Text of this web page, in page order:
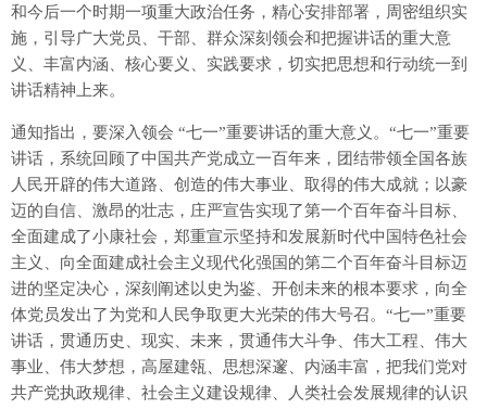
和今后一个时期一项重大政治任务，精心安排部署，周密组织实
施，引导广大党员、干部、群众深刻领会和把握讲话的重大意
义、丰富内涵、核心要义、实践要求，切实把思想和行动统一到
讲话精神上来。
通知指出，要深入领会 “七一”重要讲话的重大意义。“七一”重要
讲话，系统回顾了中国共产党成立一百年来，团结带领全国各族
人民开辟的伟大道路、创造的伟大事业、取得的伟大成就；以豪
迈的自信、激昂的壮志，庄严宣告实现了第一个百年奋斗目标、
全面建成了小康社会，郑重宣示坚持和发展新时代中国特色社会
主义、向全面建成社会主义现代化强国的第二个百年奋斗目标迈
进的坚定决心，深刻阐述以史为鉴、开创未来的根本要求，向全
体党员发出了为党和人民争取更大光荣的伟大号召。“七一”重要
讲话，贯通历史、现实、未来，贯通伟大斗争、伟大工程、伟大
事业、伟大梦想，高屋建瓴、思想深邃、内涵丰富，把我们党对
共产党执政规律、社会主义建设规律、人类社会发展规律的认识